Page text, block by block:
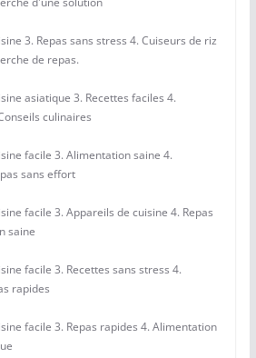
3. Repas sans stress 4. Cuiseurs de riz
de repas.
asiatique 3. Recettes faciles 4.
culinaires
facile 3. Alimentation saine 4.
sans effort
facile 3. Appareils de cuisine 4. Repas
saine
facile 3. Recettes sans stress 4.
rapides
facile 3. Repas rapides 4. Alimentation